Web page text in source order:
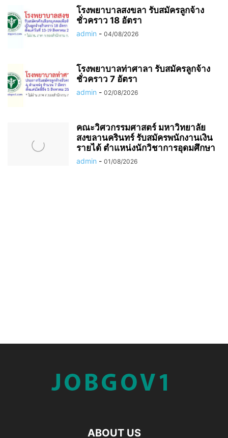
โรงพยาบาลสงขลา รับสมัครลูกจ้าง
ชั่วคราว 18 อัตรา
admin - 04/08/2026
โรงพยาบาลท่าศาลา รับสมัครลูกจ้าง
ชั่วคราว 7 อัตรา
admin - 02/08/2026
คณะวิศวกรรมศาสตร์ มหาวิทยาลัย
สงขลานครินทร์ รับสมัครพนักงานเงิน
รายได้ ตำแหน่งนักวิชาการอุดมศึกษา
admin - 01/08/2026
ABOUT US